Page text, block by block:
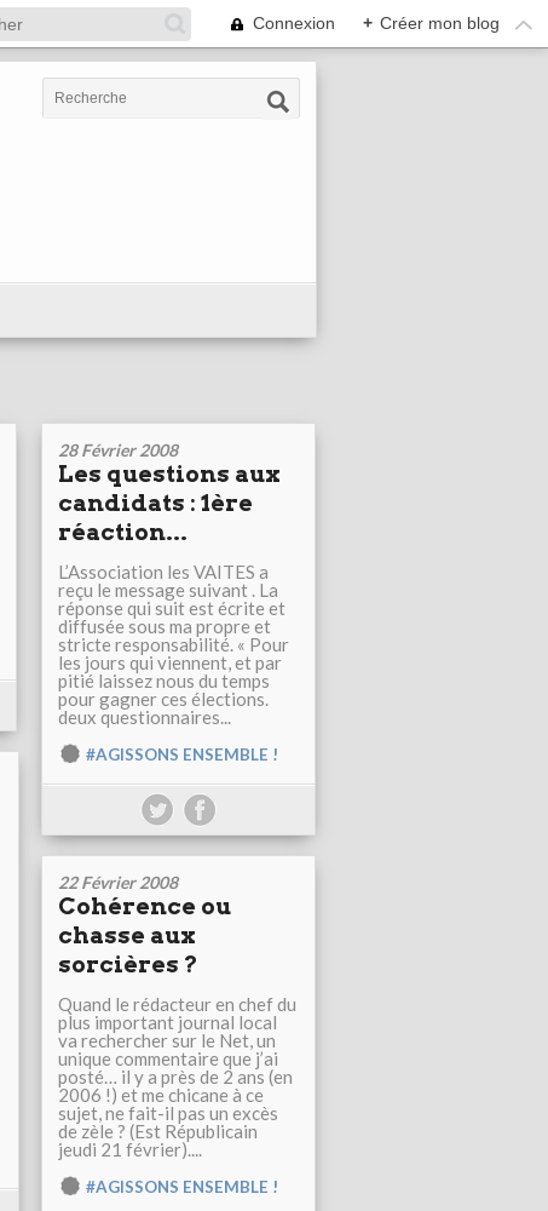
Connexion + Créer mon blog
28 Février 2008
Les questions aux
candidats : 1ère
réaction...
L’Association les VAITES a
reçu le message suivant . La
réponse qui suit est écrite et
diffusée sous ma propre et
stricte responsabilité. « Pour
les jours qui viennent, et par
pitié laissez nous du temps
pour gagner ces élections.
deux questionnaires...
#AGISSONS ENSEMBLE !
22 Février 2008
Cohérence ou
chasse aux
sorcières ?
Quand le rédacteur en chef du
plus important journal local
va rechercher sur le Net, un
unique commentaire que j’ai
posté… il y a près de 2 ans (en
2006 !) et me chicane à ce
sujet, ne fait-il pas un excès
de zèle ? (Est Républicain
jeudi 21 février)....
#AGISSONS ENSEMBLE !